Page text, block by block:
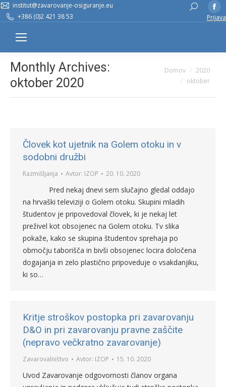
institut@zavarovanje-osiguranje.eu
+386 (0)2 421 38 53
Search:
Prijava
Monthly Archives:
oktober 2020
You are here:
Domov
2020
oktober
Človek kot ujetnik na Golem otoku in v
sodobni družbi
Razmišljanja Avtor: IZOP 20. 10. 2020
Pred nekaj dnevi sem slučajno gledal oddajo
na hrvaški televiziji o Golem otoku. Skupini mladih
študentov je pripovedoval človek, ki je nekaj let
preživel kot obsojenec na Golem otoku. Tv slika
pokaže, kako se skupina študentov sprehaja po
območju taborišča in bivši obsojenec locira določena
dogajanja in zelo plastično pripoveduje o vsakdanjiku,
ki so…
Kritje stroškov postopka pri zavarovanju
D&O in pri zavarovanju pravne zaščite
(nepravo večkratno zavarovanje)
Zavarovalništvo Avtor: IZOP 15. 10. 2020
Uvod Zavarovanje odgovornosti članov organa